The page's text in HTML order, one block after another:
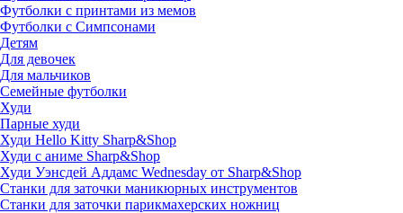
Футболки с принтами из мемов
Футболки с Симпсонами
Детям
Для девочек
Для мальчиков
Семейные футболки
Худи
Парные худи
Худи Hello Kitty Sharp&Shop
Худи с аниме Sharp&Shop
Худи Уэнсдей Аддамс Wednesday от Sharp&Shop
Станки для заточки маникюрных инструментов
Станки для заточки парикмахерских ножниц